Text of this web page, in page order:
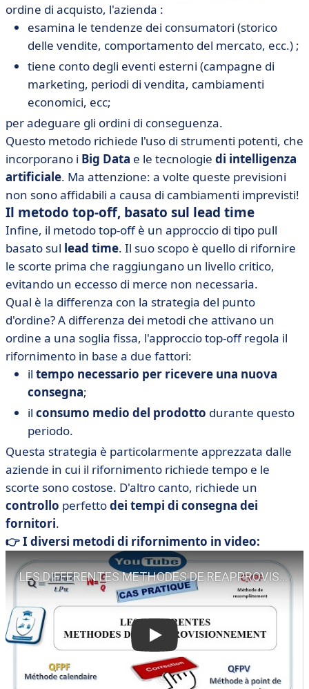
ordine di acquisto, l'azienda :
esamina le tendenze dei consumatori (storico
delle vendite, comportamento del mercato, ecc.) ;
tiene conto degli eventi esterni (campagne di
marketing, periodi di vendita, cambiamenti
economici, ecc;
per adeguare gli ordini di conseguenza.
Questo metodo richiede l'uso di strumenti potenti, che
incorporano i Big Data e le tecnologie di intelligenza
artificiale. Ma attenzione: a volte queste previsioni
non sono affidabili a causa di cambiamenti imprevisti!
Il metodo top-off, basato sul lead time
Infine, il metodo top-off è un approccio di tipo pull
basato sul lead time. Il suo scopo è quello di rifornire
le scorte prima che raggiungano un livello critico,
evitando un eccesso di merce non necessaria.
Qual è la differenza con la strategia del punto
d'ordine? A differenza dei metodi che attivano un
ordine a una soglia fissa, l'approccio top-off regola il
rifornimento in base a due fattori:
il tempo necessario per ricevere una nuova
consegna;
il consumo medio del prodotto durante questo
periodo.
Questa strategia è particolarmente apprezzata dalle
aziende in cui il rifornimento richiede tempo e le
scorte sono costose. D'altro canto, richiede un
controllo perfettodei tempi di consegna dei
fornitori.
👉 I diversi metodi di rifornimento in video: